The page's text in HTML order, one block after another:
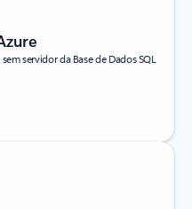
servidor da Base de Dados SQL